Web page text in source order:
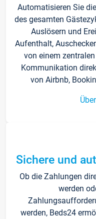
Automatisieren Sie
des gesamten
Auslösern und
Aufenthalt,
von einem
Kommunikation
von Airbnb,
Sichere und
Ob die Zahlungen
werden
werden, Beds24